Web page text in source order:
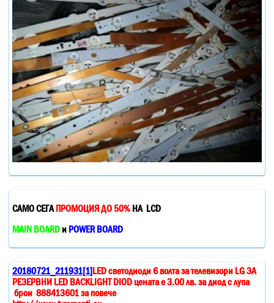
САМО СЕГА ПРОМОЦИЯ ДО 50% НА LCD
MAIN BOARD и POWER BOARD
20180721_211931[1]LED светодиоди 6 волта за телевизори LG ЗА
РЕЗЕРВНИ LED BACKLIGHT DIOD цената е 3.00 лв. за диод с лупа
брои 888413601 за повече